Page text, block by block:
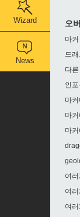
Wizard
News
오
마커
드
다
인
마
마
마
여러
여러
여